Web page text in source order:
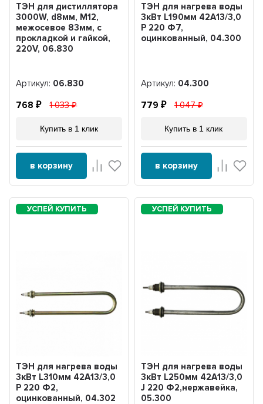
ТЭН для дистиллятора
3000W, d8мм, M12,
межосевое 83мм, с
прокладкой и гайкой,
220V, 06.830
Артикул: 06.830
768 1 033
Купить в 1 клик
в корзину
ТЭН для нагрева воды
3кВт L190мм 42A13/3,0
P 220 Ф7,
оцинкованный, 04.300
Артикул: 04.300
779 1 047
Купить в 1 клик
в корзину
ТЭН для нагрева воды
3кВт L310мм 42A13/3,0
P 220 Ф2,
оцинкованный, 04.302
ТЭН для нагрева воды
3кВт L250мм 42A13/3,0
J 220 Ф2,нержавейка,
05.300